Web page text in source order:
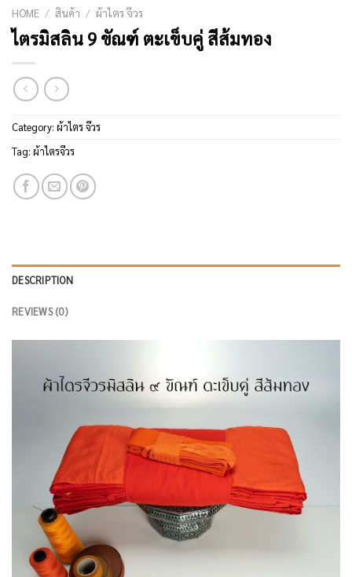
HOME / สินค้า / ผ้าไตร จีวร
ไตรมิสลิน 9 ขัณฑ์ ตะเข็บคู่ สีส้มทอง
Category: ผ้าไตร จีวร
Tag: ผ้าไตรจีวร
DESCRIPTION
REVIEWS (0)